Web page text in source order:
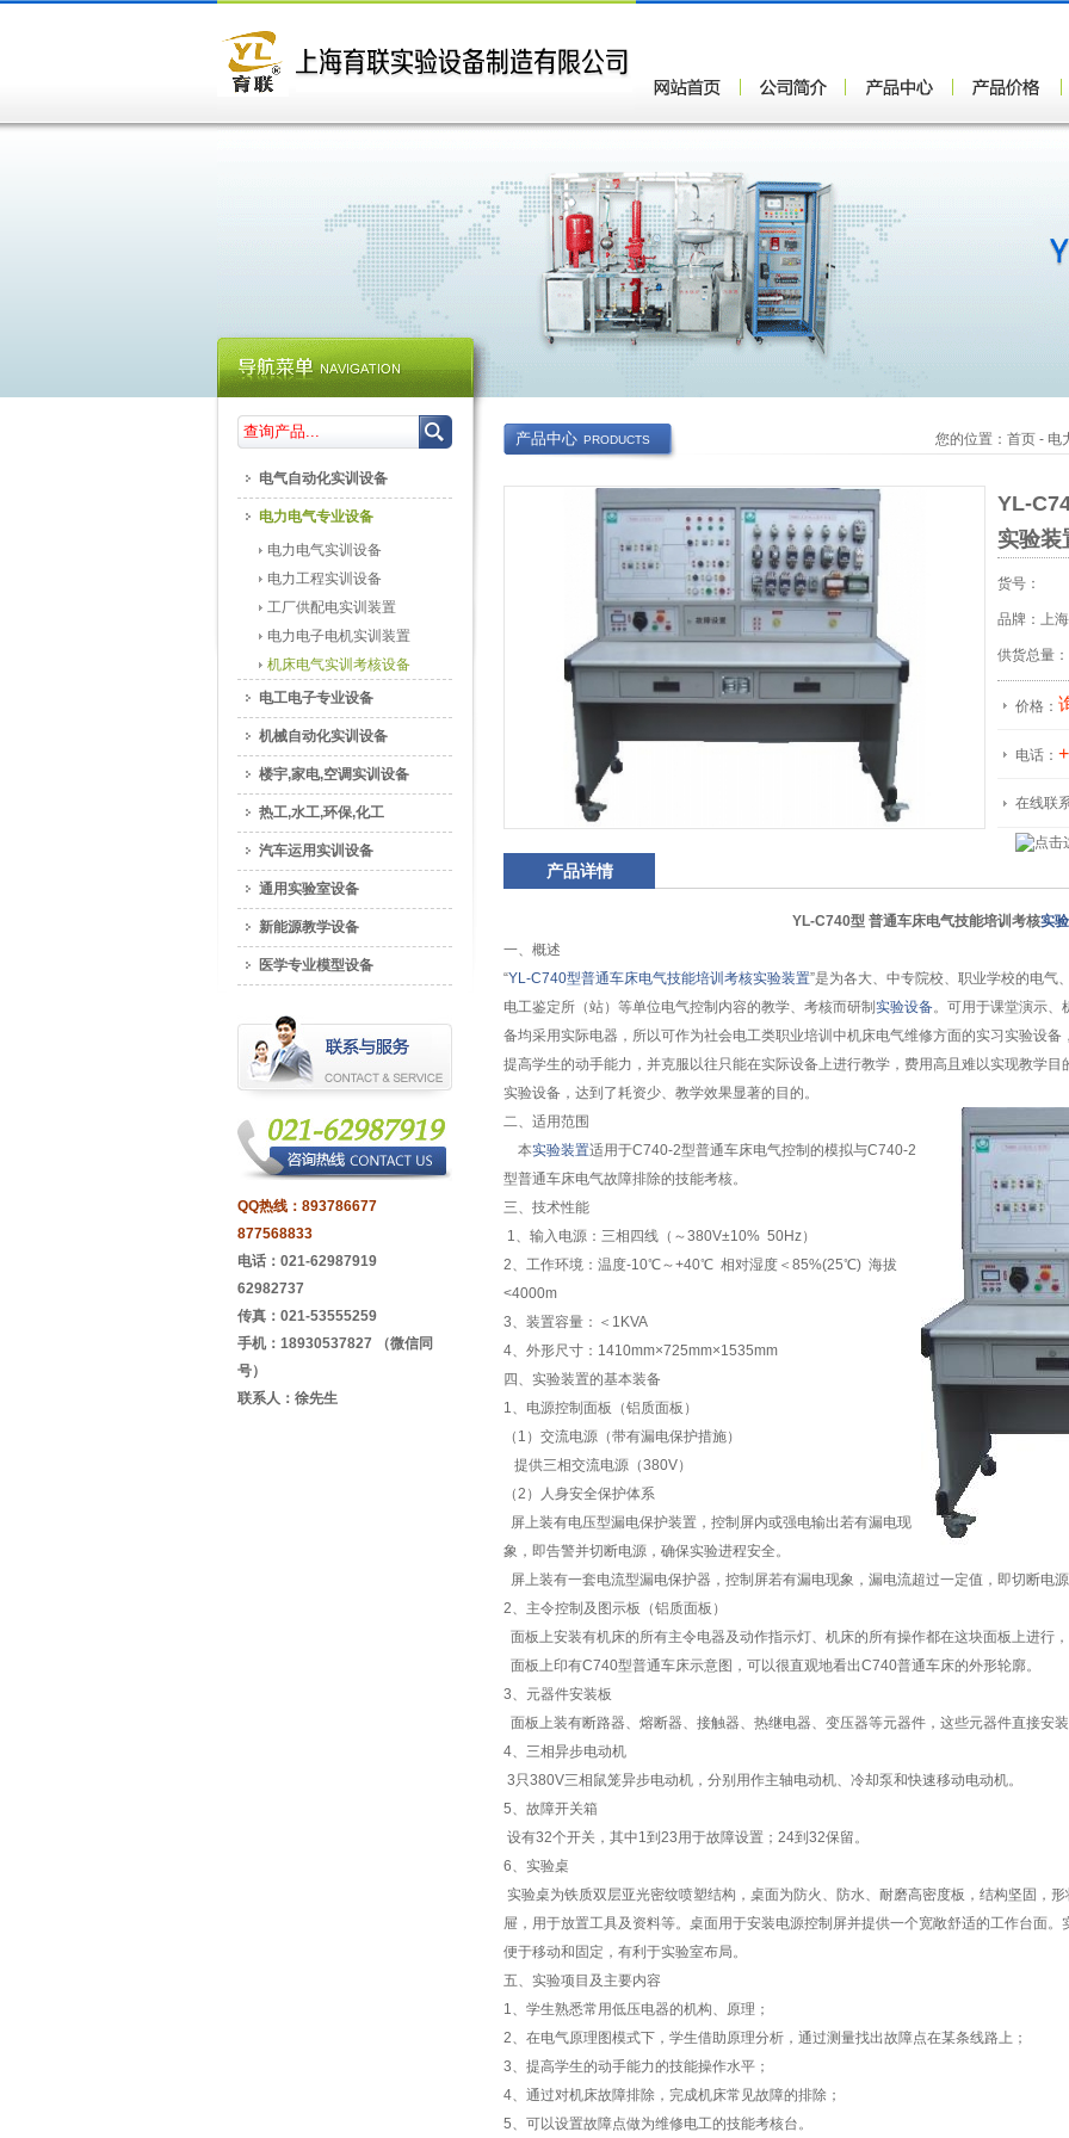
产品中心 PRODUCTS 您的位置： 首页 - 电
YL-
实验装
货号：
品牌：上
供货总量
价格：
电话：
在线联
产品详情
YL-C740型 普通车床电气技能培训考核实
一、概述
“YL-C740型普通车床电气技能培训考核实验装置”是为各大、中专院校、职业学校的电气
电工鉴定所（站）等单位电气控制内容的教学、考核而研制 实验设备。可用于课堂演示、
备均采用实际电器，所以可作为社会电工类职业培训中机床电气维修方面的实习实验设
提高学生的动手能力，并克服以往只能在实际设备上进行教学，费用高且难以实现教学
实验设备，达到了耗资少、教学效果显著的目的。
二、适用范围
本实验装置适用于C740-2型普通车床电气控制的模拟与C740-2
型普通车床电气故障排除的技能考核。
三、技术性能
1、输入电源：三相四线（～380V±10% 50Hz）
2、工作环境：温度-10℃～+40℃ 相对湿度＜85%(25℃) 海拔
<4000m
3、装置容量：＜1KVA
4、外形尺寸：1410mm×725mm×1535mm
四、实验装置的基本装备
1、电源控制面板（铝质面板）
（1）交流电源（带有漏电保护措施）
提供三相交流电源（380V）
（2）人身安全保护体系
屏上装有电压型漏电保护装置，控制屏内或强电输出若有漏电现
象，即告警并切断电源，确保实验进程安全。
屏上装有一套电流型漏电保护器，控制屏若有漏电现象，漏电流超过一定值，即切断电
2、主令控制及图示板（铝质面板）
面板上安装有机床的所有主令电器及动作指示灯、机床的所有操作都在这块面板上进行
面板上印有C740型普通车床示意图，可以很直观地看出C740普通车床的外形轮廓。
3、元器件安装板
面板上装有断路器、熔断器、接触器、热继电器、变压器等元器件，这些元器件直接安
4、三相异步电动机
3只380V三相鼠笼异步电动机，分别用作主轴电动机、冷却泵和快速移动电动机。
5、故障开关箱
设有32个开关，其中1到23用于故障设置；24到32保留。
6、实验桌
实验桌为铁质双层亚光密纹喷塑结构，桌面为防火、防水、耐磨高密度板，结构坚固，
屉，用于放置工具及资料等。桌面用于安装电源控制屏并提供一个宽敞舒适的工作台面
便于移动和固定，有利于实验室布局。
五、实验项目及主要内容
1、学生熟悉常用低压电器的机构、原理；
2、在电气原理图模式下，学生借助原理分析，通过测量找出故障点在某条线路上；
3、提高学生的动手能力的技能操作水平；
4、通过对机床故障排除，完成机床常见故障的排除；
5、可以设置故障点做为维修电工的技能考核台。
电气自动化实训设备
电力电气专业设备
电力电气实训设备
电力工程实训设备
工厂供配电实训装置
电力电子电机实训装置
机床电气实训考核设备
电工电子专业设备
机械自动化实训设备
楼宇,家电,空调实训设备
热工,水工,环保,化工
汽车运用实训设备
通用实验室设备
新能源教学设备
医学专业模型设备
QQ热线： 893786677
877568833
电话：021-62987919
62982737
传真：021-53555259
手机：18930537827 （微信同
号）
联系人：徐先生